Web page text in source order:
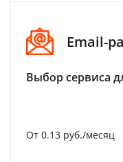
Email-
Выбор сервиса
От 0.13 руб./месяц